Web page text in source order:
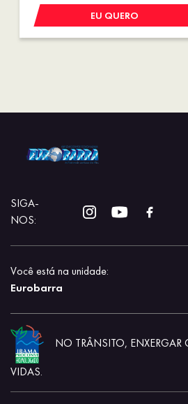
EU QUERO
SIGA-
NOS:
Você está na unidade:
Eurobarra
NO TRÂNSITO, ENXERGAR
VIDAS.